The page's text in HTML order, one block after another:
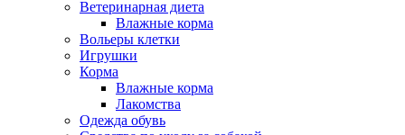
Ветеринарная диета
Влажные корма
Вольеры клетки
Игрушки
Корма
Влажные корма
Лакомства
Одежда обувь